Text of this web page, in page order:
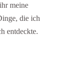
meine
die ich
entdeckte.